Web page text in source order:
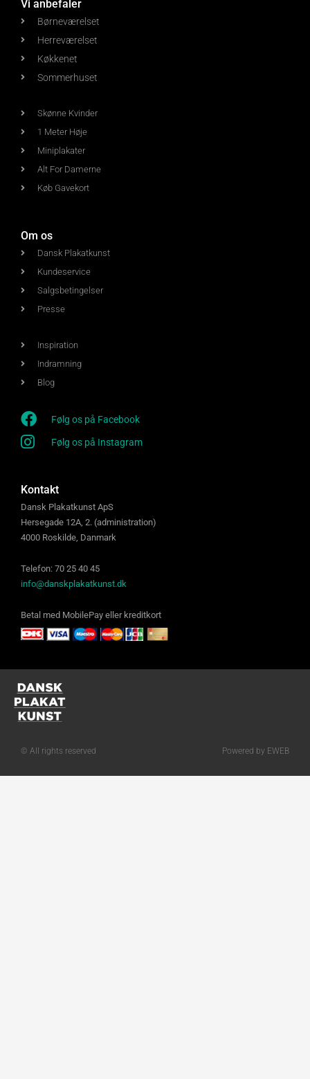
Vi anbefaler
Børneværelset
Herreværelset
Køkkenet
Sommerhuset
Skønne Kvinder
1 Meter Høje
Miniplakater
Alt For Damerne
Køb Gavekort
Om os
Dansk Plakatkunst
Kundeservice
Salgsbetingelser
Presse
Inspiration
Indramning
Blog
Følg os på Facebook
Følg os på Instagram
Kontakt
Dansk Plakatkunst ApS
Hersegade 12A, 2. (administration)
4000 Roskilde, Danmark
Telefon: 70 25 40 45
info@danskplakatkunst.dk
Betal med MobilePay eller kreditkort
© All rights reserved Powered by EWEB